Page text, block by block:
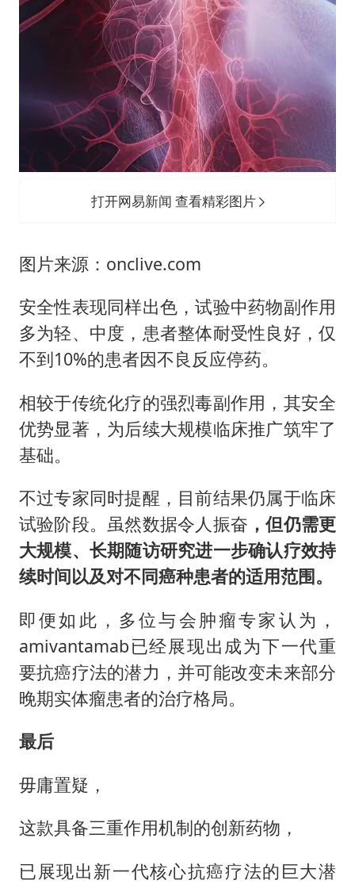
打开网易新闻 查看精彩图片
图片来源：onclive.com
安全性表现同样出色，试验中药物副作用
多为轻、中度，患者整体耐受性良好，仅
不到10%的患者因不良反应停药。
相较于传统化疗的强烈毒副作用，其安全
优势显著，为后续大规模临床推广筑牢了
基础。
不过专家同时提醒，目前结果仍属于临床
试验阶段。虽然数据令人振奋 ，但仍需更
大规模、长期随访研究进一步确认疗效持
续时间以及对不同癌种患者的适用范围。
即便如此，多位与会肿瘤专家认为，
amivantamab已经展现出成为下一代重
要抗癌疗法的潜力，并可能改变未来部分
晚期实体瘤患者的治疗格局。
最后
毋庸置疑，
这款具备三重作用机制的创新药物，
已展现出新一代核心抗癌疗法的巨大潜